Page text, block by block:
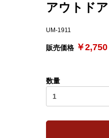
アウトド
UM-1911
販売価格 ￥2,750
数量